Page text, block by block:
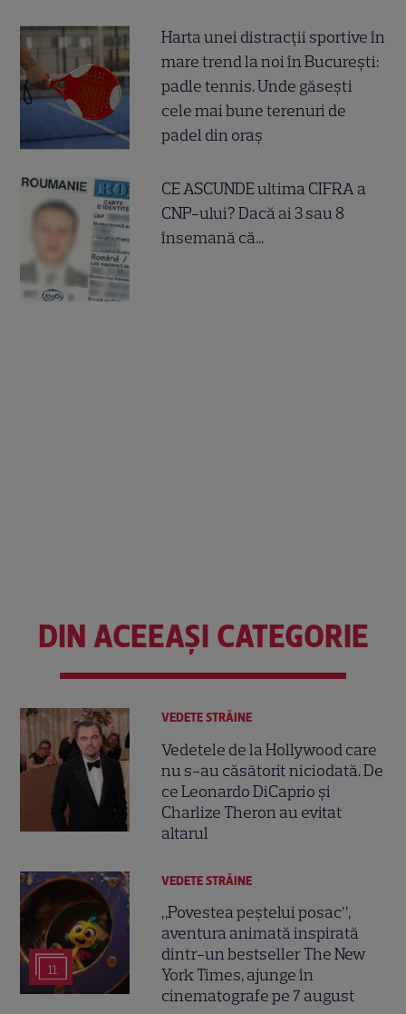
Harta unei distracții sportive în
mare trend la noi în București:
padle tennis. Unde găsești
cele mai bune terenuri de
padel din oraș
CE ASCUNDE ultima CIFRA a
CNP-ului? Dacă ai 3 sau 8
însemană că...
DIN ACEEAȘI CATEGORIE
VEDETE STRĂINE
Vedetele de la Hollywood care
nu s-au căsătorit niciodată. De
ce Leonardo DiCaprio și
Charlize Theron au evitat
altarul
11
VEDETE STRĂINE
„Povestea peștelui posac”,
aventura animată inspirată
dintr-un bestseller The New
York Times, ajunge în
cinematografe pe 7 august